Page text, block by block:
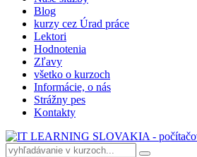
Blog
kurzy cez Úrad práce
Lektori
Hodnotenia
Zľavy
všetko o kurzoch
Informácie, o nás
Strážny pes
Kontakty